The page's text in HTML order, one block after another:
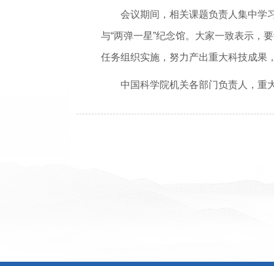
会议期间，相关课题负责人集中学
与“两弹一星”纪念馆。大家一致表示，
任务组织实施，努力产出重大科技成果
中国科学院机关各部门负责人，重